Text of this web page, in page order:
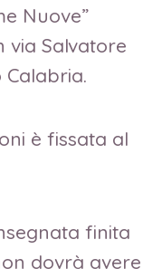
Nuove”
via Salvatore
Calabria.
è fissata al
finita
dovrà avere